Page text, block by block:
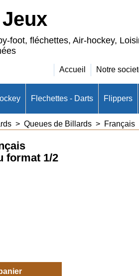
foot, fléchettes, Air-hockey,
Accueil Notre
Flechettes - Darts Flippers
> Queues de Billards > Français
format 1/2